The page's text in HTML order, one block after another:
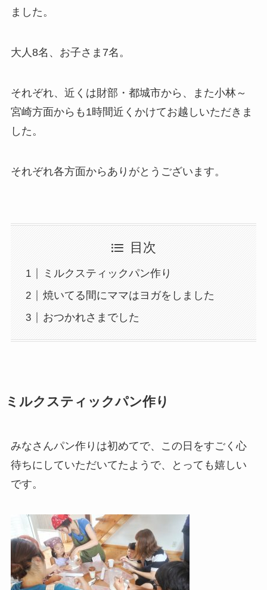
ました。
大人8名、お子さま7名。
それぞれ、近くは財部・都城市から、また小林～
宮崎方面からも1時間近くかけてお越しいただきま
した。
それぞれ各方面からありがとうございます。
目次
ミルクスティックパン作り
焼いてる間にママはヨガをしました
おつかれさまでした
ミルクスティックパン作り
みなさんパン作りは初めてで、この日をすごく心
待ちにしていただいてたようで、とっても嬉しい
です。